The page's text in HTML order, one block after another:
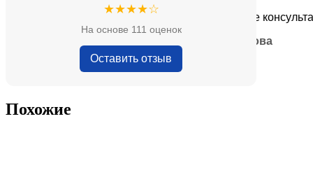
★★★★☆
На основе 111 оценок
Оставить отзыв
адекватные цены.
Очень приятные консультанты
Похожие